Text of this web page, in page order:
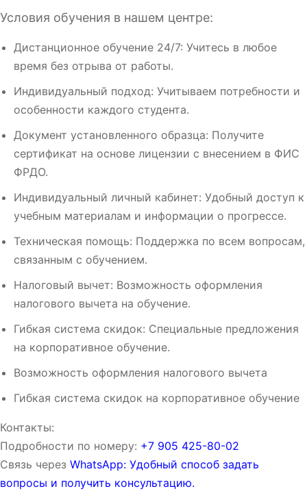
Условия обучения в нашем центре:
Дистанционное обучение 24/7: Учитесь в любое
время без отрыва от работы.
Индивидуальный подход: Учитываем потребности и
особенности каждого студента.
Документ установленного образца: Получите
сертификат на основе лицензии с внесением в ФИС
ФРДО.
Индивидуальный личный кабинет: Удобный доступ к
учебным материалам и информации о прогрессе.
Техническая помощь: Поддержка по всем вопросам,
связанным с обучением.
Налоговый вычет: Возможность оформления
налогового вычета на обучение.
Гибкая система скидок: Специальные предложения
на корпоративное обучение.
Возможность оформления налогового вычета
Гибкая система скидок на корпоративное обучение
Контакты:
Подробности по номеру: ‪‪+7 905 425-80-02‬‬
Связь через WhatsApp: Удобный способ задать
вопросы и получить консультацию.